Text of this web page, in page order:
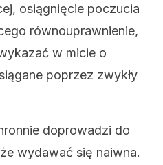
osiągnięcie poczucia
równouprawnienie,
w micie o
poprzez zwykły
doprowadzi do
wydawać się naiwna.